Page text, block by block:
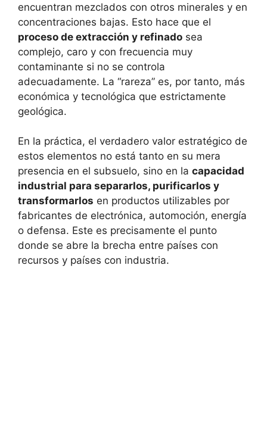
encuentran mezclados con otros minerales y en
concentraciones bajas. Esto hace que el
proceso de extracción y refinado sea
complejo, caro y con frecuencia muy
contaminante si no se controla
adecuadamente. La “rareza” es, por tanto, más
económica y tecnológica que estrictamente
geológica.
En la práctica, el verdadero valor estratégico de
estos elementos no está tanto en su mera
presencia en el subsuelo, sino en la capacidad
industrial para separarlos, purificarlos y
transformarlos en productos utilizables por
fabricantes de electrónica, automoción, energía
o defensa. Este es precisamente el punto
donde se abre la brecha entre países con
recursos y países con industria.